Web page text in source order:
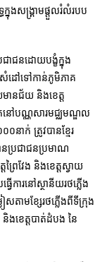
នុងសង្រ្គាមផ្តួលរំលំរបប
ាជនដោយបង្ខំក្នុង
ដៅទៅកាន់ភូមិភាគ
មានជ័យ និងខេត្ត
នៅបណ្ណសារមជ្ឈមណ្ឌល
នាក់ ត្រូវបានខ្មែរ
ប្រជាជនប្រមាណ
រៃវែង និងខេត្តស្វាយ
ើការនៅស្ថានីយរថភ្លើង
សតាមខ្សែរថភ្លើងពីទីក្រុង
និងខេត្តបាត់ដំបង នៃ